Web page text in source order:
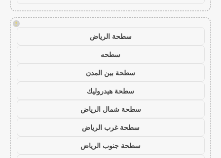
!
سطحة الرياض
سطحه
سطحة بين المدن
سطحة هيدروليك
سطحة شمال الرياض
سطحة غرب الرياض
سطحة جنوب الرياض